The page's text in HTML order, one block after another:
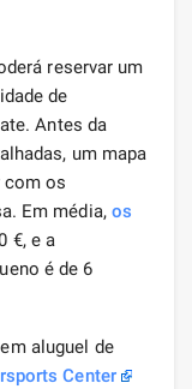
reservar um
de
Antes da
um mapa
com os
Em média, os
€, e a
é de 6
aluguel de
Center